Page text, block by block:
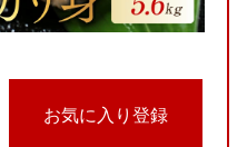
お気に入り登録